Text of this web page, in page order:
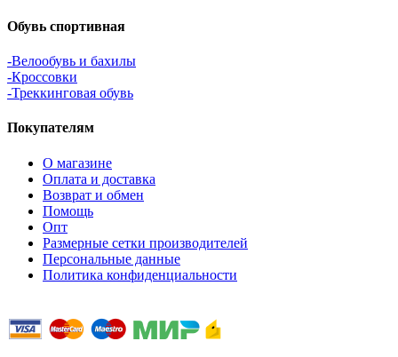
Обувь спортивная
-Велообувь и бахилы
-Кроссовки
-Треккинговая обувь
Покупателям
О магазине
Оплата и доставка
Возврат и обмен
Помощь
Опт
Размерные сетки производителей
Персональные данные
Политика конфиденциальности